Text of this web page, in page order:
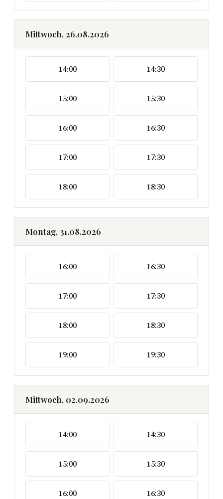
Mittwoch, 26.08.2026
14:00 14:30
15:00 15:30
16:00 16:30
17:00 17:30
18:00 18:30
Montag, 31.08.2026
16:00 16:30
17:00 17:30
18:00 18:30
19:00 19:30
Mittwoch, 02.09.2026
14:00 14:30
15:00 15:30
16:00 16:30